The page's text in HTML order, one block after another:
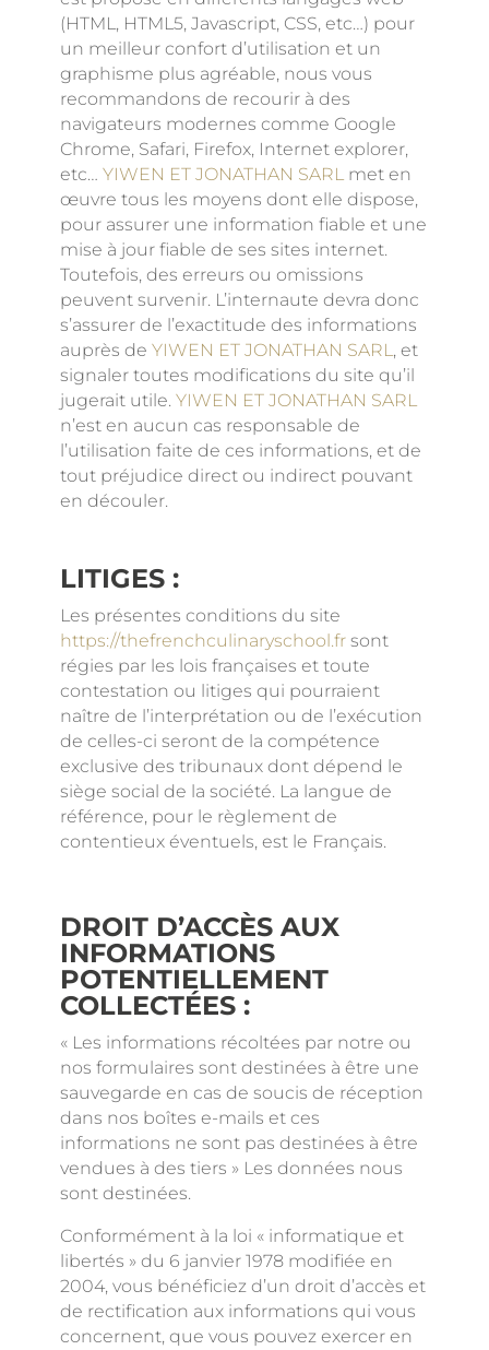
(HTML, HTML5, Javascript, CSS, etc…) pour
un meilleur confort d’utilisation et un
graphisme plus agréable, nous vous
recommandons de recourir à des
navigateurs modernes comme Google
Chrome, Safari, Firefox, Internet explorer,
etc… YIWEN ET JONATHAN SARLmet en
œuvre tous les moyens dont elle dispose,
pour assurer une information fiable et une
mise à jour fiable de ses sites internet.
Toutefois, des erreurs ou omissions
peuvent survenir. L’internaute devra donc
s’assurer de l’exactitude des informations
auprès de YIWEN ET JONATHAN SARL, et
signaler toutes modifications du site qu’il
jugerait utile. YIWEN ET JONATHAN SARL
n’est en aucun cas responsable de
l’utilisation faite de ces informations, et de
tout préjudice direct ou indirect pouvant
en découler.
LITIGES :
Les présentes conditions du site
https://thefrenchculinaryschool.frsont
régies par les lois françaises et toute
contestation ou litiges qui pourraient
naître de l’interprétation ou de l’exécution
de celles-ci seront de la compétence
exclusive des tribunaux dont dépend le
siège social de la société. La langue de
référence, pour le règlement de
contentieux éventuels, est le Français.
DROIT D’ACCÈS AUX
INFORMATIONS
POTENTIELLEMENT
COLLECTÉES :
« Les informations récoltées par notre ou
nos formulaires sont destinées à être une
sauvegarde en cas de soucis de réception
dans nos boîtes e-mails et ces
informations ne sont pas destinées à être
vendues à des tiers » Les données nous
sont destinées.
Conformément à la loi « informatique et
libertés » du 6 janvier 1978 modifiée en
2004, vous bénéficiez d’un droit d’accès et
de rectification aux informations qui vous
concernent, que vous pouvez exercer en